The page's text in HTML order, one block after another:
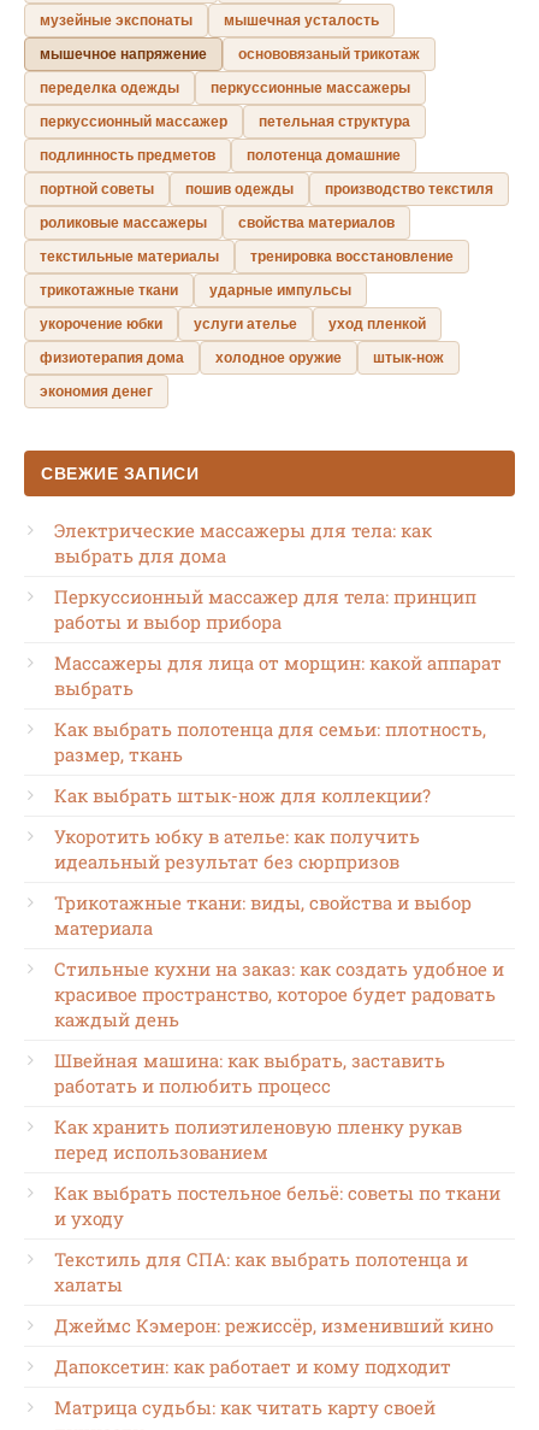
музейные экспонаты
мышечная усталость
мышечное напряжение
основовязаный трикотаж
переделка одежды
перкуссионные массажеры
перкуссионный массажер
петельная структура
подлинность предметов
полотенца домашние
портной советы
пошив одежды
производство текстиля
роликовые массажеры
свойства материалов
текстильные материалы
тренировка восстановление
трикотажные ткани
ударные импульсы
укорочение юбки
услуги ателье
уход пленкой
физиотерапия дома
холодное оружие
штык-нож
экономия денег
СВЕЖИЕ ЗАПИСИ
Электрические массажеры для тела: как
выбрать для дома
Перкуссионный массажер для тела: принцип
работы и выбор прибора
Массажеры для лица от морщин: какой аппарат
выбрать
Как выбрать полотенца для семьи: плотность,
размер, ткань
Как выбрать штык-нож для коллекции?
Укоротить юбку в ателье: как получить
идеальный результат без сюрпризов
Трикотажные ткани: виды, свойства и выбор
материала
Стильные кухни на заказ: как создать удобное и
красивое пространство, которое будет радовать
каждый день
Швейная машина: как выбрать, заставить
работать и полюбить процесс
Как хранить полиэтиленовую пленку рукав
перед использованием
Как выбрать постельное бельё: советы по ткани
и уходу
Текстиль для СПА: как выбрать полотенца и
халаты
Джеймс Кэмерон: режиссёр, изменивший кино
Дапоксетин: как работает и кому подходит
Матрица судьбы: как читать карту своей